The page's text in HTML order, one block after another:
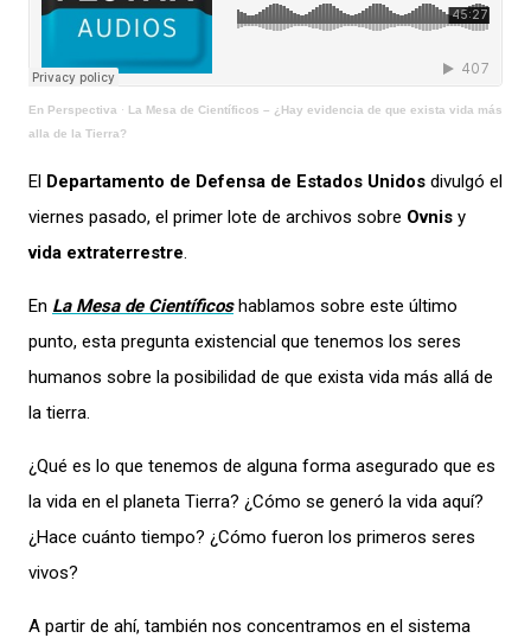
En Perspectiva · La Mesa de Científicos – ¿Hay evidencia de que exista vida más
alla de la Tierra?
El Departamento de Defensa de Estados Unidos divulgó el
viernes pasado, el primer lote de archivos sobre Ovnis y
vida extraterrestre.
En La Mesa de Científicoshablamos sobre este último
punto, esta pregunta existencial que tenemos los seres
humanos sobre la posibilidad de que exista vida más allá de
la tierra.
¿Qué es lo que tenemos de alguna forma asegurado que es
la vida en el planeta Tierra? ¿Cómo se generó la vida aquí?
¿Hace cuánto tiempo? ¿Cómo fueron los primeros seres
vivos?
A partir de ahí, también nos concentramos en el sistema